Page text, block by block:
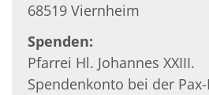
68519 Viernheim
Spenden:
Pfarrei Hl. Johannes XXIII.
Spendenkonto bei der